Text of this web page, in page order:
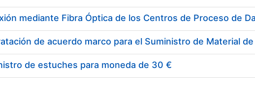
de estuches para moneda de 30 €